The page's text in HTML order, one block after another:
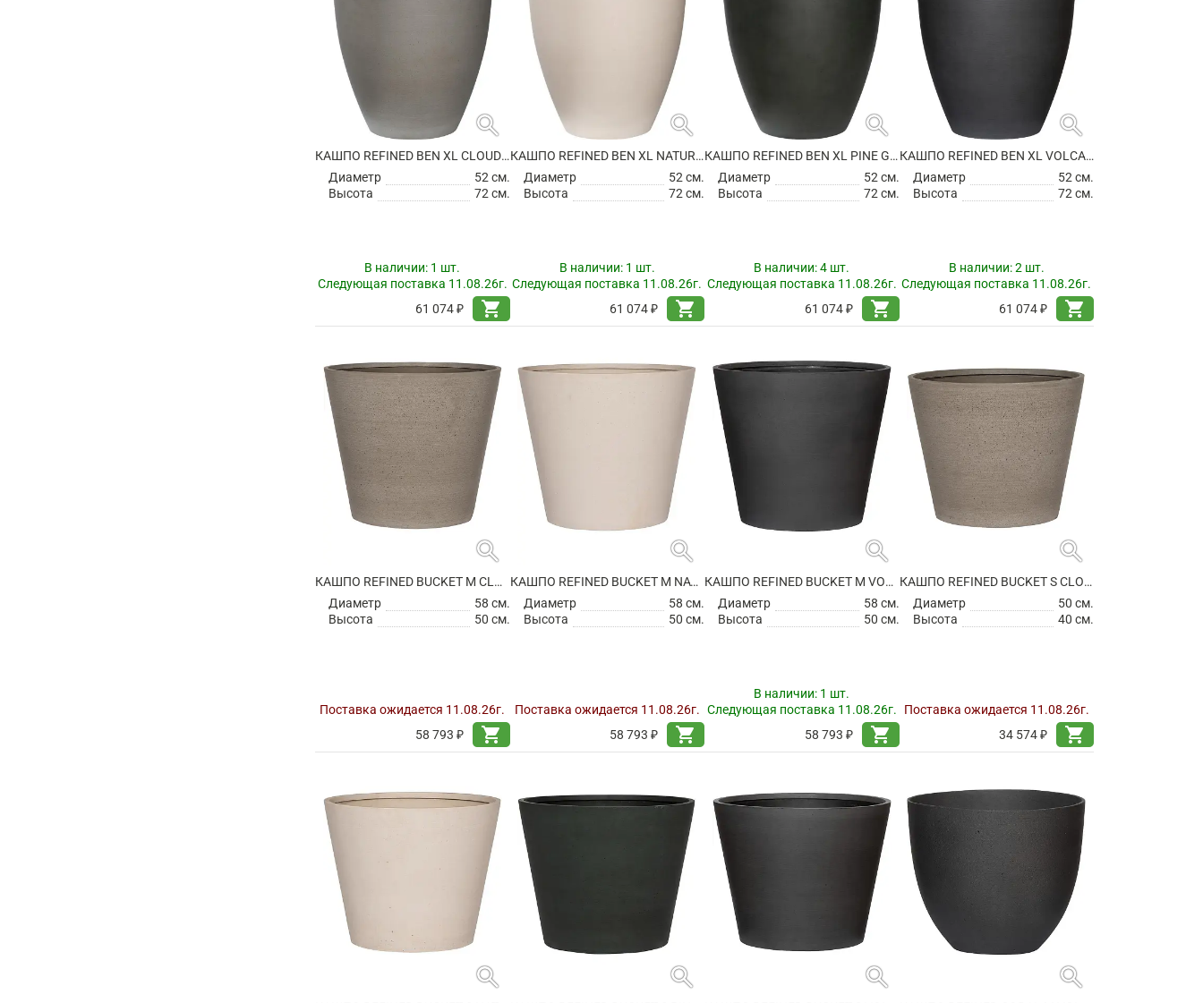
search
КАШПО REFINED BEN XL CLOUDED GREY
Диаметр
52 см.
Высота
72 см.
В наличии: 1 шт.
Следующая поставка 11.08.26г.
61 074 ₽
shopping_cart
search
КАШПО REFINED BEN XL NATURAL WHITE
Диаметр
52 см.
Высота
72 см.
В наличии: 1 шт.
Следующая поставка 11.08.26г.
61 074 ₽
shopping_cart
search
КАШПО REFINED BEN XL PINE GREEN
Диаметр
52 см.
Высота
72 см.
В наличии:4 шт.
Следующая поставка 11.08.26г.
61 074 ₽
shopping_cart
search
КАШПО REFINED BEN XL VOLCANO BLACK
Диаметр
52 см.
Высота
72 см.
В наличии:2 шт.
Следующая поставка 11.08.26г.
61 074 ₽
shopping_cart
search
КАШПО REFINED BUCKET M CLOUDED GREY
Диаметр
58 см.
Высота
50 см.
Поставка ожидается 11.08.26г.
58 793 ₽
shopping_cart
search
КАШПО REFINED BUCKET M NATURAL WHITE
Диаметр
58 см.
Высота
50 см.
Поставка ожидается 11.08.26г.
58 793 ₽
shopping_cart
search
КАШПО REFINED BUCKET M VOLCANO BLACK
Диаметр
58 см.
Высота
50 см.
В наличии: 1 шт.
Следующая поставка 11.08.26г.
58 793 ₽
shopping_cart
search
КАШПО REFINED BUCKET S CLOUDED GREY
Диаметр
50 см.
Высота
40 см.
Поставка ожидается 11.08.26г.
34 574 ₽
shopping_cart
search search search search